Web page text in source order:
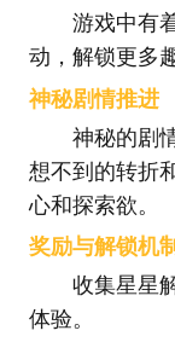
游戏中有
动，解锁更多
神秘剧情推进
神秘的剧
想不到的转折
心和探索欲。
奖励与解锁机制
收集星星
体验。